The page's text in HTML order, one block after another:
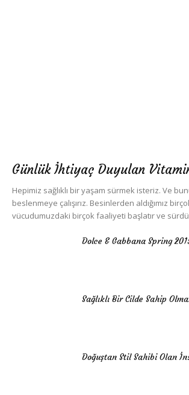
Günlük İhtiyaç Duyulan
Hepimiz sağlıklı bir yaşam sürmek isteriz. Ve
beslenmeye çalışırız. Besinlerden aldığımız
vücudumuzdaki birçok faaliyeti başlatır ve
Dolce & Gabbana Spring
Sağlıklı Bir Cilde Sahip
Doğuştan Stil Sahibi Olan